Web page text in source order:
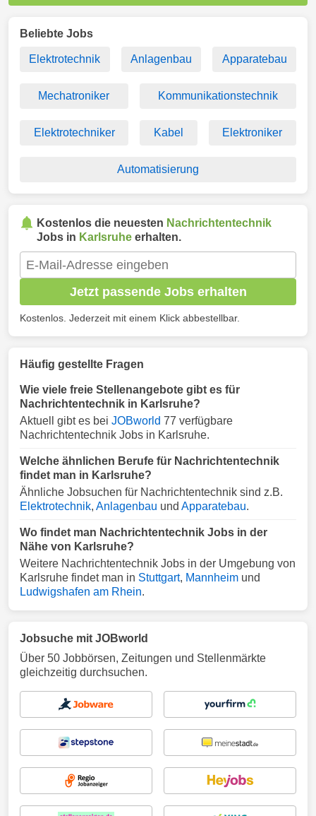
Beliebte Jobs
Elektrotechnik Anlagenbau Apparatebau
Mechatroniker Kommunikationstechnik
Elektrotechniker Kabel Elektroniker
Automatisierung
Kostenlos die neuesten Nachrichtentechnik
Jobs in Karlsruhe erhalten.
Jetzt passende Jobs erhalten
Kostenlos. Jederzeit mit einem Klick abbestellbar.
Häufig gestellte Fragen
Wie viele freie Stellenangebote gibt es für
Nachrichtentechnik in Karlsruhe?
Aktuell gibt es bei JOBworld 77 verfügbare
Nachrichtentechnik Jobs in Karlsruhe.
Welche ähnlichen Berufe für Nachrichtentechnik
findet man in Karlsruhe?
Ähnliche Jobsuchen für Nachrichtentechnik sind z.B.
Elektrotechnik, Anlagenbau und Apparatebau.
Wo findet man Nachrichtentechnik Jobs in der
Nähe von Karlsruhe?
Weitere Nachrichtentechnik Jobs in der Umgebung von
Karlsruhe findet man in Stuttgart, Mannheim und
Ludwigshafen am Rhein.
Jobsuche mit JOBworld
Über 50 Jobbörsen, Zeitungen und Stellenmärkte
gleichzeitig durchsuchen.